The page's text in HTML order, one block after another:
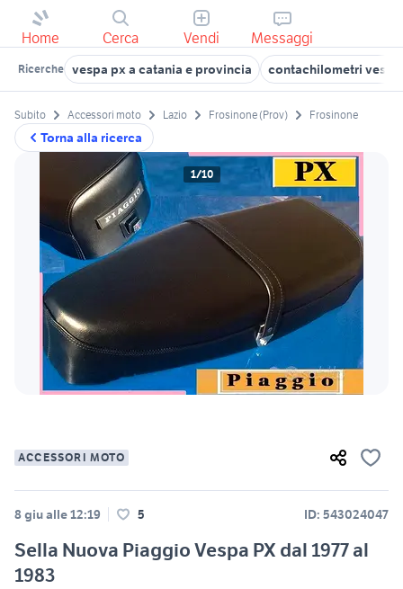
Home Cerca Vendi Messaggi
Ricerche vespa px a catania e provincia contachilometri
Torna alla ricerca
Subito Accessori moto Lazio Frosinone (Prov) Frosinone
1/10
ACCESSORI MOTO
8 giu alle 12:19 5 ID: 543024047
Sella Nuova Piaggio Vespa PX dal 1977 al
1983